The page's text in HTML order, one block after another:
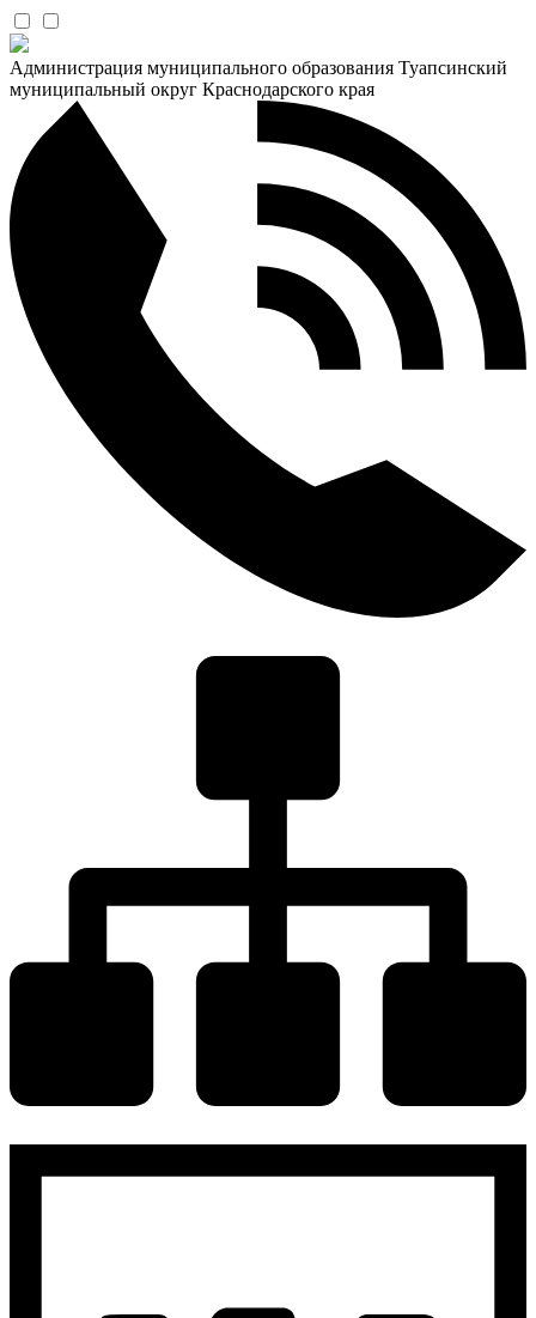
Администрация муниципального образования Туапсинский
муниципальный округ Краснодарского края